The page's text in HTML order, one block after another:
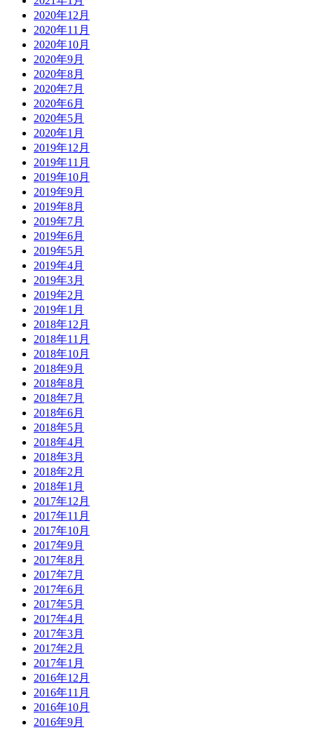
2020年12月
2020年11月
2020年10月
2020年9月
2020年8月
2020年7月
2020年6月
2020年5月
2020年1月
2019年12月
2019年11月
2019年10月
2019年9月
2019年8月
2019年7月
2019年6月
2019年5月
2019年4月
2019年3月
2019年2月
2019年1月
2018年12月
2018年11月
2018年10月
2018年9月
2018年8月
2018年7月
2018年6月
2018年5月
2018年4月
2018年3月
2018年2月
2018年1月
2017年12月
2017年11月
2017年10月
2017年9月
2017年8月
2017年7月
2017年6月
2017年5月
2017年4月
2017年3月
2017年2月
2017年1月
2016年12月
2016年11月
2016年10月
2016年9月